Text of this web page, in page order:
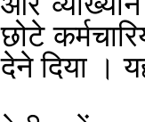
छोटे
देने दिया ।